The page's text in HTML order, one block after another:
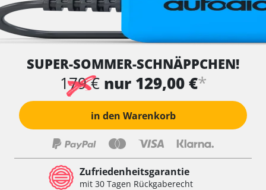
SUPER-SOMMER-SCHNÄPPCHEN!
179 € nur 129,00 €*
in den Warenkorb
Zufriedenheitsgarantie
mit 30 Tagen Rückgaberecht